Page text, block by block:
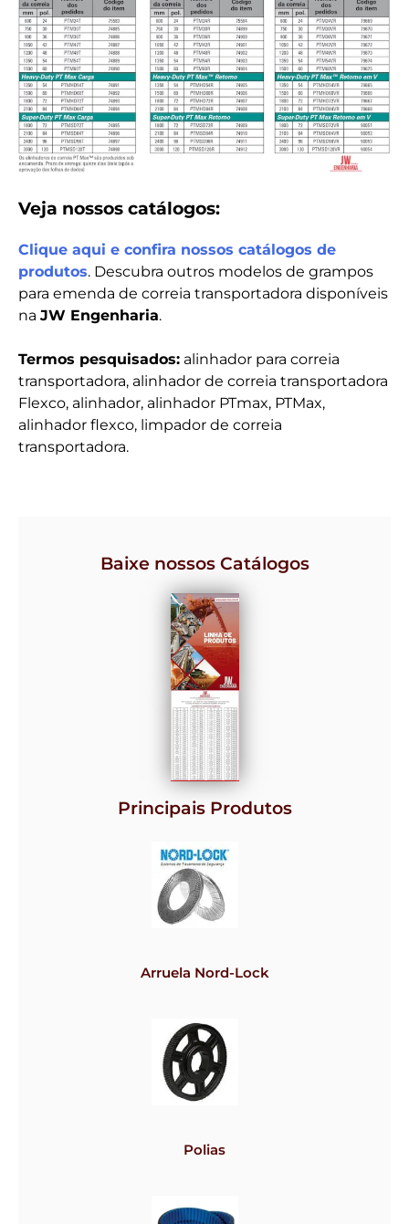
Veja nossos catálogos:
Clique aqui e confira nossos catálogos de
produtos. Descubra outros modelos de grampos
para emenda de correia transportadora disponíveis
na JW Engenharia.
Termos pesquisados: alinhador para correia
transportadora, alinhador de correia transportadora
Flexco, alinhador, alinhador PTmax, PTMax,
alinhador flexco, limpador de correia
transportadora.
Baixe nossos Catálogos
Principais Produtos
Arruela Nord-Lock
Polias